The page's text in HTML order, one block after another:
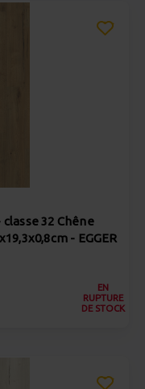
32 Chêne
- EGGER
EN
RUPTURE
DE STOCK